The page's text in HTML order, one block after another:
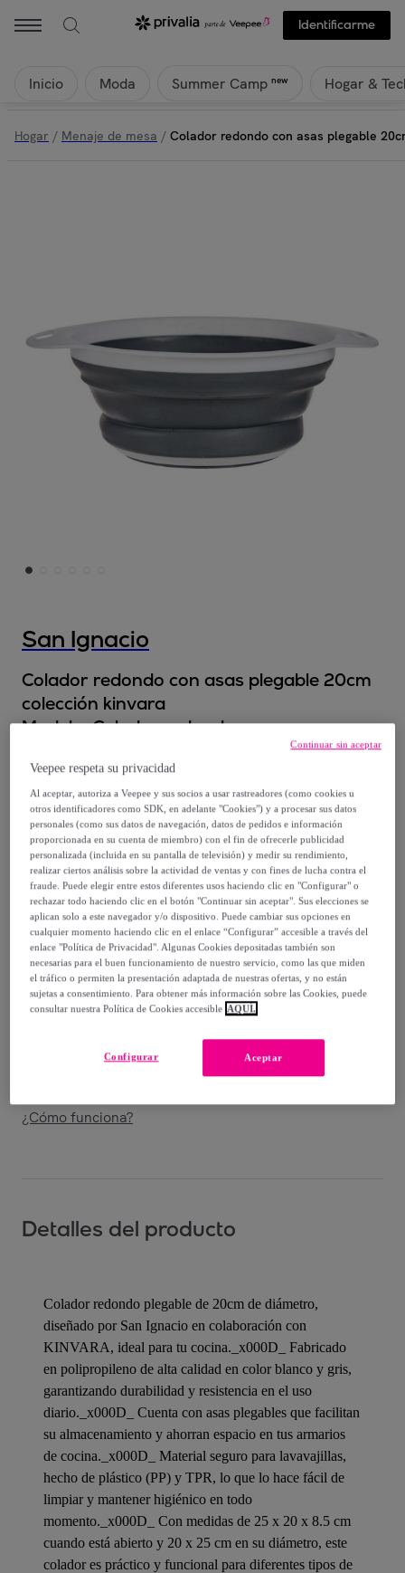
Identificarme
Inicio Moda Summer Camp new Hogar &
Hogar / Menaje de mesa / Colador redondo con asas plegable
San Ignacio
Colador redondo con asas plegable 20cm
colección kinvara
Modelo: Colador redondo con asas
plegable 20cm colección kinvara
6,90 €
16,99 €
-59%
Vendido porDiempi
Entrega
Entrega: Entre el15/08
¿Cómo funciona?
Detalles del producto
Colador redondo plegable de 20cm de diámetro,
diseñado por San Ignacio en colaboración con
KINVARA, ideal para tu cocina._x000D_ Fabricado
en polipropileno de alta calidad en color blanco y gris,
garantizando durabilidad y resistencia en el uso
diario._x000D_ Cuenta con asas plegables que facilitan
su almacenamiento y ahorran espacio en tus armarios
de cocina._x000D_ Material seguro para lavavajillas,
hecho de plástico (PP) y TPR, lo que lo hace fácil de
limpiar y mantener higiénico en todo
momento._x000D_ Con medidas de 25 x 20 x 8.5 cm
cuando está abierto y 20 x 25 cm en su diámetro, este
colador es práctico y funcional para diferentes tipos de
Veepee respeta su privacidad
Al aceptar, autoriza a Veepee y sus socios a usar rastreadores (como cookies u
otros identificadores como SDK, en adelante "Cookies") y a procesar sus datos
personales (como sus datos de navegación, datos de pedidos e información
proporcionada en su cuenta de miembro) con el fin de ofrecerle publicidad
personalizada (incluida en su pantalla de televisión) y medir su rendimiento,
realizar ciertos análisis sobre la actividad de ventas y con fines de lucha contra el
fraude. Puede elegir entre estos diferentes usos haciendo clic en "Configurar" o
rechazar todo haciendo clic en el botón "Continuar sin aceptar". Sus elecciones se
aplican solo a este navegador y/o dispositivo. Puede cambiar sus opciones en
cualquier momento haciendo clic en el enlace “Configurar” accesible a través del
enlace "Política de Privacidad". Algunas Cookies depositadas también son
necesarias para el buen funcionamiento de nuestro servicio, como las que miden
el tráfico o permiten la presentación adaptada de nuestras ofertas, y no están
sujetas a consentimiento. Para obtener más información sobre las Cookies, puede
consultar nuestra Política de Cookies accesible AQUÍ.
Aceptar
Configurar
Continuar sin aceptar